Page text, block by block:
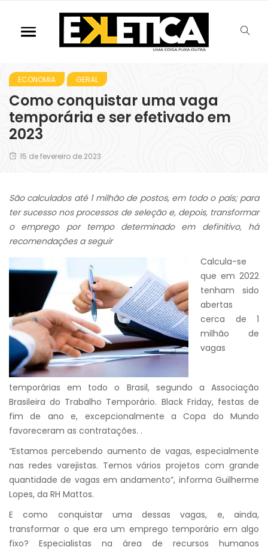
ECONOMIA GERAL
Como conquistar uma vaga
temporária e ser efetivado em
2023
15 de fevereiro de 2023
São calculados até 1 milhão de postos, em todo o país; para
ter sucesso nos processos de seleção e, depois, transformar
o emprego por tempo determinado em definitivo, há
recomendações a seguir
Calcula-se
que em 2022
tenham sido
abertas
cerca de 1
milhão de
vagas
temporárias em todo o Brasil, segundo a Associação
Brasileira do Trabalho Temporário. Black Friday, festas de
fim de ano e, excepcionalmente a Copa do Mundo
favoreceram as contratações. .
“Estamos percebendo aumento de vagas, especialmente
nas redes varejistas. Temos vários projetos com grande
quantidade de vagas em andamento”, informa Guilherme
Lopes, da RH Mattos.
E como conquistar uma dessas vagas, e, ainda,
transformar o que era um emprego temporário em algo
fixo? Especialistas na área de recursos humanos